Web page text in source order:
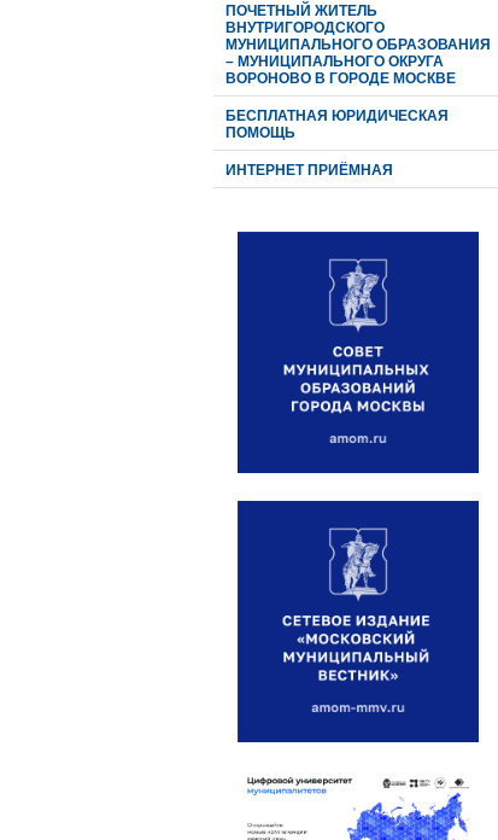
ПОЧЕТНЫЙ ЖИТЕЛЬ
ВНУТРИГОРОДСКОГО
МУНИЦИПАЛЬНОГО ОБРАЗОВАНИЯ
– МУНИЦИПАЛЬНОГО ОКРУГА
ВОРОНОВО В ГОРОДЕ МОСКВЕ
БЕСПЛАТНАЯ ЮРИДИЧЕСКАЯ
ПОМОЩЬ
ИНТЕРНЕТ ПРИЁМНАЯ